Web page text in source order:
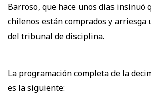
Barroso, que hace unos días insinuó
chilenos están comprados y arriesga
del tribunal de disciplina.
La programación completa de la
es la siguiente: